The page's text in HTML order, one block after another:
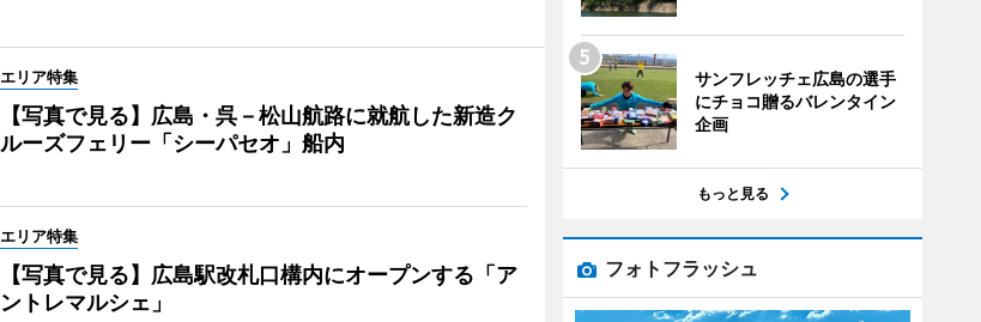
エリア特集
【写真で見る】広島・呉－松山航路に就航した新造ク
ルーズフェリー「シーパセオ」船内
エリア特集
【写真で見る】広島駅改札口構内にオープンする「ア
ントレマルシェ」
サンフレッチェ広島の選手
にチョコ贈るバレンタイン
企画
もっと見る
フォトフラッシュ